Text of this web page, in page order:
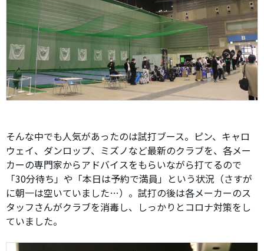
そんな中でも人気があったのは試打ブース。ピン、キャロ
ウェイ、ダンロップ、ミズノなど最新のクラブを、各メー
カーの専門家からアドバイスをもらいながら打てるので
「30分待ち」や「本日は予約で満員」という状況（さすが
に朝一は空いていました…）。試打の後は各メーカーのス
タッフさんがクラブを消毒し、しっかりとコロナ対策をし
ていました。